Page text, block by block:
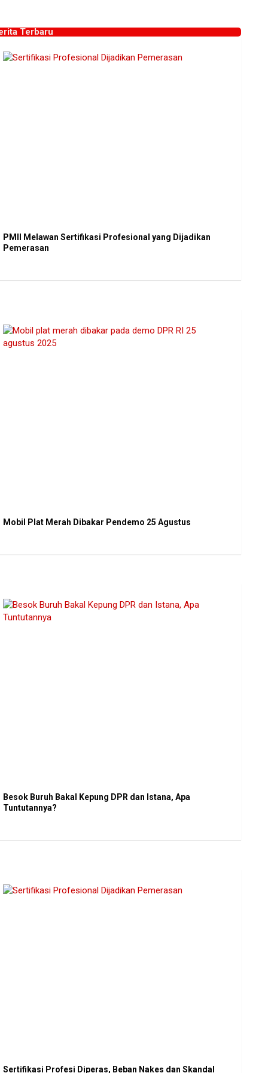
Terbaru
PMII Melawan Sertifikasi Profesional yang Dijadikan
Pemerasan
Mobil Plat Merah Dibakar Pendemo 25 Agustus
Besok Buruh Bakal Kepung DPR dan Istana, Apa
Tuntutannya?
Sertifikasi Profesi Diperas, Beban Nakes dan Skandal